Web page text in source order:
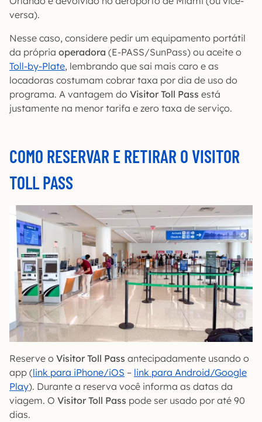
versa).
Nesse caso, considere pedir um equipamento portátil
da própria operadora (E-PASS/SunPass) ou aceite o
Toll-by-Plate, lembrando que sai mais caro e as
locadoras costumam cobrar taxa por dia de uso do
programa. A vantagem do Visitor Toll Pass está
justamente na menor tarifa e zero taxa de serviço.
COMO RESERVAR E RETIRAR O VISITOR
TOLL PASS
Reserve o Visitor Toll Pass antecipadamente usando o
app (link para iPhone/iOS – link para Android/Google
Play). Durante a reserva você informa as datas da
viagem. O Visitor Toll Pass pode ser usado por até 90
dias.